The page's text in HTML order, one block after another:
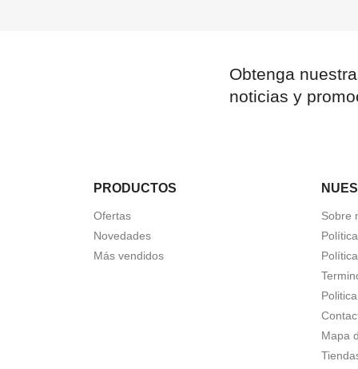
Obtenga
noticias y
PRODUCTOS
Ofertas
Novedades
Más vendidos
Sobre
Mapa